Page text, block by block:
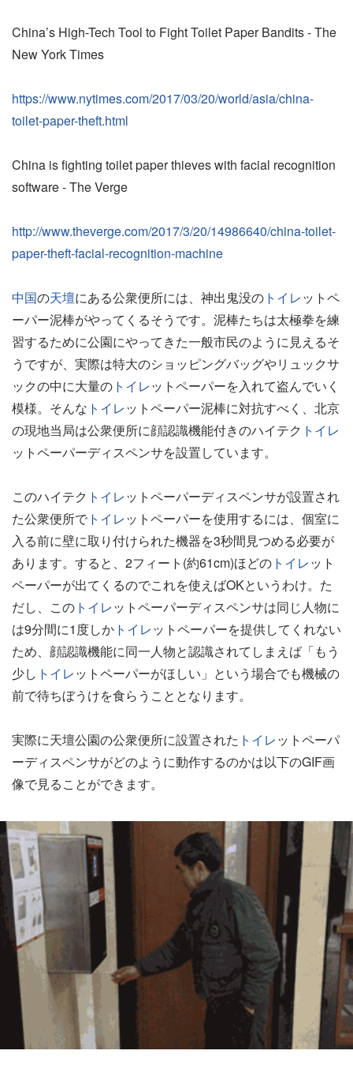
China’s High-Tech Tool to Fight Toilet Paper Bandits - The
New York Times
https://www.nytimes.com/2017/03/20/world/asia/china-
toilet-paper-theft.html
China is fighting toilet paper thieves with facial recognition
software - The Verge
http://www.theverge.com/2017/3/20/14986640/china-toilet-
paper-theft-facial-recognition-machine
中国の天壇にある公衆便所には、神出鬼没の トイレットペ
ーパー泥棒がやってくるそうです。泥棒たちは太極拳を練
習するために公園にやってきた一般市民のように見えるそ
うですが、実際は特大のショッピングバッグやリュックサ
ックの中に大量の トイレットペーパーを入れて盗んでいく
模様。そんな トイレットペーパー泥棒に対抗すべく、北京
の現地当局は公衆便所に顔認識機能付きのハイテク トイレ
ットペーパーディスペンサを設置しています。
このハイテク トイレットペーパーディスペンサが設置され
た公衆便所で トイレットペーパーを使用するには、個室に
入る前に壁に取り付けられた機器を3秒間見つめる必要が
あります。すると、2フィート(約61cm)ほどの トイレット
ペーパーが出てくるのでこれを使えばOKというわけ。た
だし、この トイレットペーパーディスペンサは同じ人物に
は9分間に1度しか トイレットペーパーを提供してくれない
ため、顔認識機能に同一人物と認識されてしまえば「もう
少し トイレットペーパーがほしい」という場合でも機械の
前で待ちぼうけを食らうこととなります。
実際に天壇公園の公衆便所に設置された トイレットペーパ
ーディスペンサがどのように動作するのかは以下のGIF画
像で見ることができます。